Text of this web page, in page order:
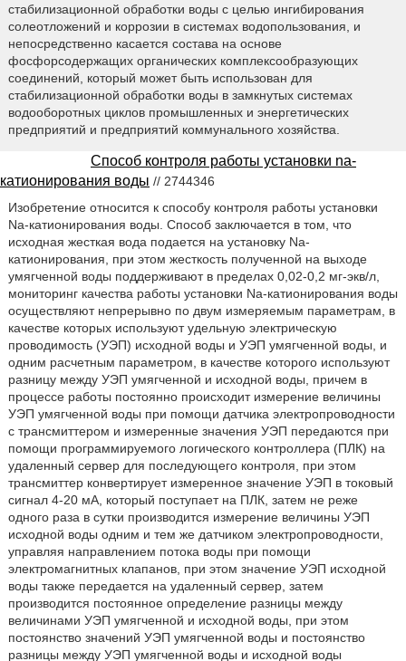
стабилизационной обработки воды с целью ингибирования
солеотложений и коррозии в системах водопользования, и
непосредственно касается состава на основе
фосфорсодержащих органических комплексообразующих
соединений, который может быть использован для
стабилизационной обработки воды в замкнутых системах
водооборотных циклов промышленных и энергетических
предприятий и предприятий коммунального хозяйства.
Способ контроля работы установки na-
катионирования воды // 2744346
Изобретение относится к способу контроля работы установки
Na-катионирования воды. Способ заключается в том, что
исходная жесткая вода подается на установку Na-
катионирования, при этом жесткость полученной на выходе
умягченной воды поддерживают в пределах 0,02-0,2 мг-экв/л,
мониторинг качества работы установки Na-катионирования воды
осуществляют непрерывно по двум измеряемым параметрам, в
качестве которых используют удельную электрическую
проводимость (УЭП) исходной воды и УЭП умягченной воды, и
одним расчетным параметром, в качестве которого используют
разницу между УЭП умягченной и исходной воды, причем в
процессе работы постоянно происходит измерение величины
УЭП умягченной воды при помощи датчика электропроводности
с трансмиттером и измеренные значения УЭП передаются при
помощи программируемого логического контроллера (ПЛК) на
удаленный сервер для последующего контроля, при этом
трансмиттер конвертирует измеренное значение УЭП в токовый
сигнал 4-20 мА, который поступает на ПЛК, затем не реже
одного раза в сутки производится измерение величины УЭП
исходной воды одним и тем же датчиком электропроводности,
управляя направлением потока воды при помощи
электромагнитных клапанов, при этом значение УЭП исходной
воды также передается на удаленный сервер, затем
производится постоянное определение разницы между
величинами УЭП умягченной и исходной воды, при этом
постоянство значений УЭП умягченной воды и постоянство
разницы между УЭП умягченной воды и исходной воды